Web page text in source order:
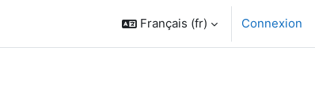
Français ‎(fr)‎ Connexion